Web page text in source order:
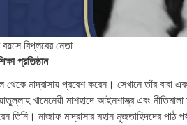
বিপ্লবের নেতা
প্রতিষ্ঠান
থেকে মাদ্রাসায় প্রবেশ করেন। সেখানে তাঁর
খামেনেয়ী মাশহাদে আইনশাস্ত্র এবং
তিনি। নাজাফ মাদ্রাসার মহান মুজতাহিদদের পাঠ